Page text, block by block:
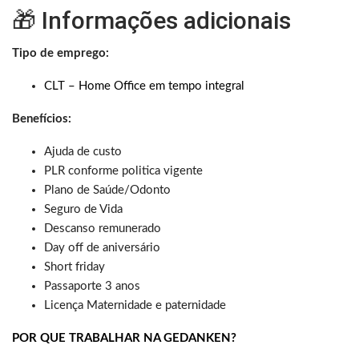
🎁 Informações adicionais
Tipo de emprego:
CLT – Home Office em tempo integral
Benefícios:
Ajuda de custo
PLR conforme politica vigente
Plano de Saúde/Odonto
Seguro de Vida
Descanso remunerado
Day off de aniversário
Short friday
Passaporte 3 anos
Licença Maternidade e paternidade
POR QUE TRABALHAR NA GEDANKEN?